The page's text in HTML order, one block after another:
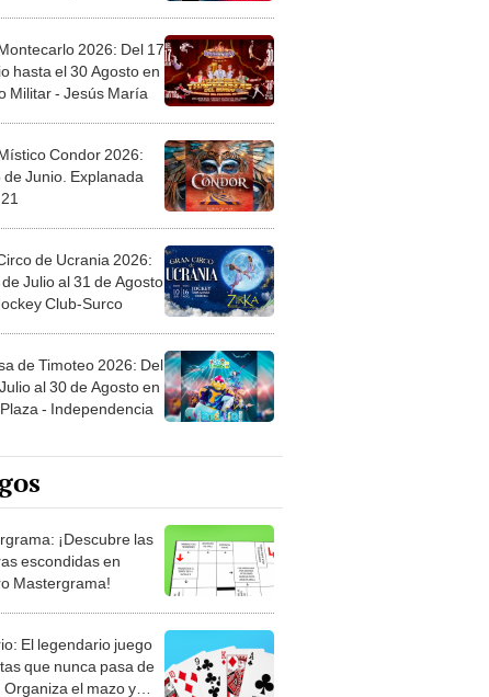
2026: Del 17
hasta el 30 Agosto en
Militar - Jesús María
Condor 2026:
de Junio. Explanada
de Ucrania 2026:
Julio al 31 de Agosto
Club-Surco
de Timoteo 2026: Del
al 30 de Agosto en
- Independencia
¡Descubre las
escondidas en
Mastergrama!
El legendario juego
que nunca pasa de
Organiza el mazo y